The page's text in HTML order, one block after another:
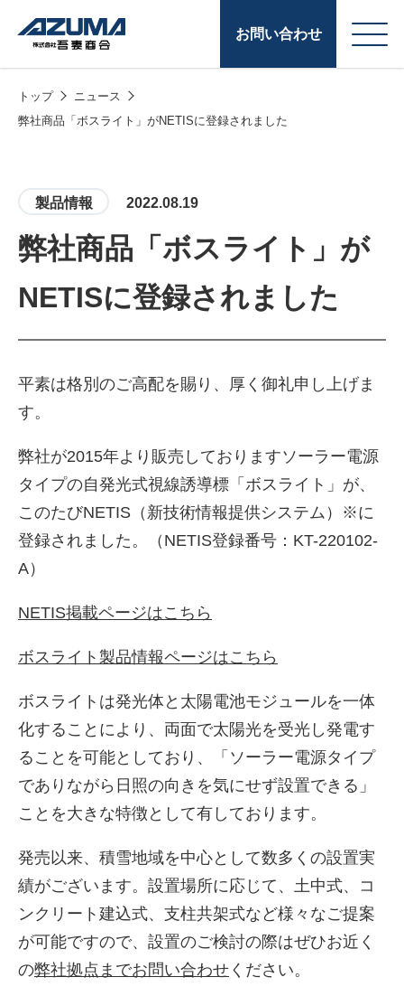
お問い合わせ
株式会社吾妻製作所 会社案
LPG販売
給油カード
トップ
ニュース
弊社商品「ボスライト」がNETISに登録されました
製品情報 2022.08.19
弊社商品「ボスライト」が
NETISに登録されました
平素は格別のご高配を賜り、厚く御礼申し上げま
す。
弊社が2015年より販売しておりますソーラー電源
タイプの自発光式視線誘導標「ボスライト」が、
このたびNETIS（新技術情報提供システム）※に
登録されました。（NETIS登録番号：KT-220102-
A）
NETIS掲載ページはこちら
ボスライト製品情報ページはこちら
ボスライトは発光体と太陽電池モジュールを一体
化することにより、両面で太陽光を受光し発電す
ることを可能としており、「ソーラー電源タイプ
でありながら日照の向きを気にせず設置できる」
ことを大きな特徴として有しております。
発売以来、積雪地域を中心として数多くの設置実
績がございます。設置場所に応じて、土中式、コ
ンクリート建込式、支柱共架式など様々なご提案
が可能ですので、設置のご検討の際はぜひお近く
の弊社拠点までお問い合わせ ください。